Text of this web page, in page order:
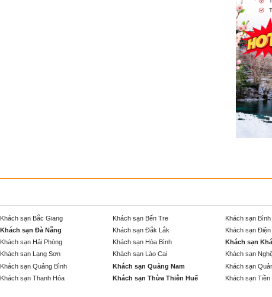
Khách sạn Bắc Giang Khách sạn Bến Tre Khách sạn
Khách sạn Đà Nẵng Khách sạn Đắk Lắk Khách sạn Điện
Khách sạn Hải Phòng Khách sạn Hòa Bình Khách sạn
Khách sạn Lạng Sơn Khách sạn Lào Cai Khách sạn
Khách sạn Quảng Bình Khách sạn Quảng Nam Khách sạn
Khách sạn Thanh Hóa Khách sạn Thừa Thiên Huế Khách sạn Tiền